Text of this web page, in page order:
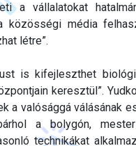
a vállalatokat
közösségi média
létre”.
is kifejleszthet
keresztül”.
a valósággá válásának
a bolygón,
technikákat